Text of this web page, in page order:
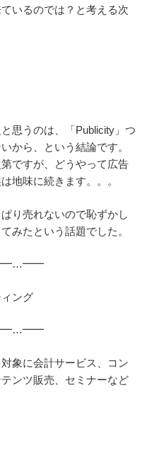
いるのでは？と考える次
思うのは、「Publicity」つ
から、という結論です。
ですが、どうやって広告
地味に続きます。。。
り売れないので恥ずかし
みたという話題でした。
ング
象に会計サービス、コン
ンツ販売、セミナーなど